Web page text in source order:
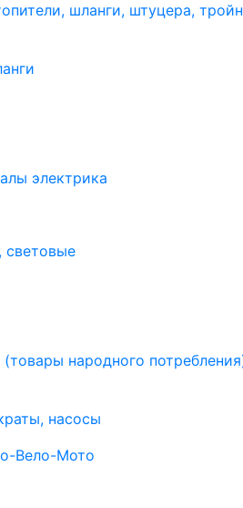
шланги, штуцера,
электрика
световые
народного
насосы
Вело-Мото